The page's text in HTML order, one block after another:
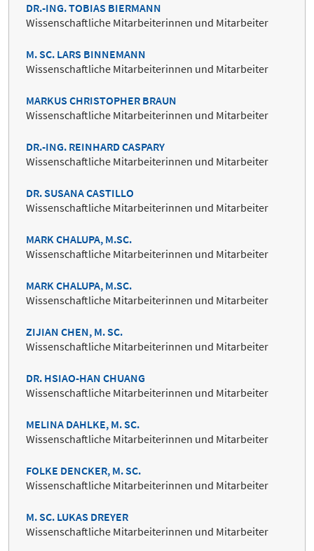
DR.-ING. TOBIAS BIERMANN
Wissenschaftliche Mitarbeiterinnen und Mitarbeiter
M. SC. LARS BINNEMANN
Wissenschaftliche Mitarbeiterinnen und Mitarbeiter
MARKUS CHRISTOPHER BRAUN
Wissenschaftliche Mitarbeiterinnen und Mitarbeiter
DR.-ING. REINHARD CASPARY
Wissenschaftliche Mitarbeiterinnen und Mitarbeiter
DR. SUSANA CASTILLO
Wissenschaftliche Mitarbeiterinnen und Mitarbeiter
MARK CHALUPA, M.SC.
Wissenschaftliche Mitarbeiterinnen und Mitarbeiter
MARK CHALUPA, M.SC.
Wissenschaftliche Mitarbeiterinnen und Mitarbeiter
ZIJIAN CHEN, M. SC.
Wissenschaftliche Mitarbeiterinnen und Mitarbeiter
DR. HSIAO-HAN CHUANG
Wissenschaftliche Mitarbeiterinnen und Mitarbeiter
MELINA DAHLKE, M. SC.
Wissenschaftliche Mitarbeiterinnen und Mitarbeiter
FOLKE DENCKER, M. SC.
Wissenschaftliche Mitarbeiterinnen und Mitarbeiter
M. SC. LUKAS DREYER
Wissenschaftliche Mitarbeiterinnen und Mitarbeiter